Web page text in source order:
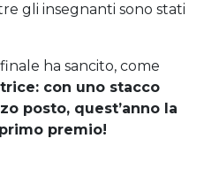
gli insegnanti sono stati
ha sancito, come
con uno stacco
posto, quest’anno la
premio!